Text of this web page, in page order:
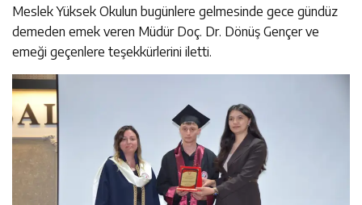
Meslek Yüksek Okulun bugünlere gelmesinde gece gündüz
demeden emek veren Müdür Doç. Dr. Dönüş Gençer ve
emeği geçenlere teşekkürlerini iletti.